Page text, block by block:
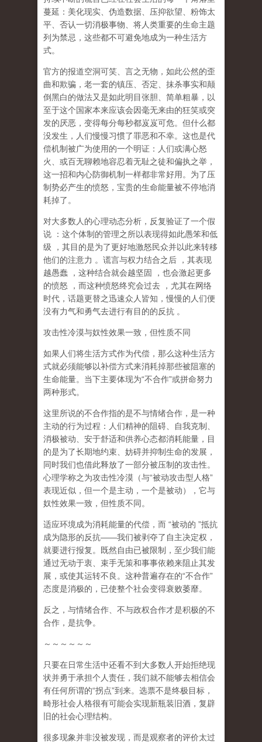
蔓延：美化现实、伪造数据、压抑欲望、粉饰太
平、否认一切消极事物、将人类重要的生命主题
列为禁忌，这些都不可避免地成为一种生活方
式。
官方的报道空洞可笑、言之无物，如此公然的歪
曲和欺骗，老一套的镇压、否定、抹杀事实和颠
倒黑白的做法又是如此明目张胆、简单粗暴，以
至于这个国家本来应该会因毫无来由的狂笑或突
发的厌恶，变得每分每秒都岌岌可危。但什么都
没发生，人们慢慢习惯了罪恶和不幸。这也是代
偿机制被广为使用的一个明证：人们或满心怒
火、或百无聊赖地容忍着无耻之徒和偏执之举，
这一招和内心防御机制一样都非常好用。为了压
制势必产生的愤怒，宝贵的生命能量被不停地消
耗掉了。
对大多数人的心理动态分析，反复验证了一个假
说
：这个体制的管理之所以表现得如此愚笨和低
级
，其目的是为了更好地激怒民众并以此来转移
他们的注意力 。谎言与权力结合之后
，其表现
越愚蠢
，这种结合就会越坚固
，也会激起更多
的愤怒
，而这种愤怒终究会过去
，尤其在网络
时代，话题更替之迅速众人皆知，慢慢的人们便
没有力气和勇气去进行有目的的反抗 。
攻击性冷漠与奴性效果一致，但性质不同
如果人们将生活方式作为代偿，那么这种生活方
式就必须能够以补偿方式来消耗掉那些被阻塞的
生命能量。当下主要体现为“不合作”或拼命努力
两种形式。
这里所说的不合作指的是不与情绪合作 ，是一种
主动的行为过程：人们精神的阻碍、自我克制、
消极被动、安于舒适和供养心态都消耗能量，目
的是为了长期地约束、妨碍并抑制生命的发展，
同时我们也借此释放了一部分被压制的攻击性。
心理学称之为攻击性冷漠 （与“被动攻击型人格”
表现近似，但一个是主动，一个是被动），它与
奴性效果一致，但性质不同。
适应环境成为消耗能量的代偿，而 “被动的 ”抵抗
成为隐形的反抗——我们被剥夺了自主决定权，
就要进行报复。既然自由已被限制，至少我们能
通过无动于衷、束手无策和事事依赖来阻止其发
展，或使其运转不良。这种普遍存在的“不合作”
态度是消极的，已使整个社会变得衰败萎靡。
反之，与情绪合作、不与政权合作才是积极的不
合作，是抗争。
～～～～～～
只要在日常生活中还看不到大多数人开始拒绝现
状并勇于承担个人责任，我们就不能够去相信会
有任何所谓的“拐点”到来。选票不是终极目标，
畸形社会人格很有可能会实现新瓶装旧酒，复辟
旧的社会心理结构。
很多现象并非没被发现，而是观察者的评价太过